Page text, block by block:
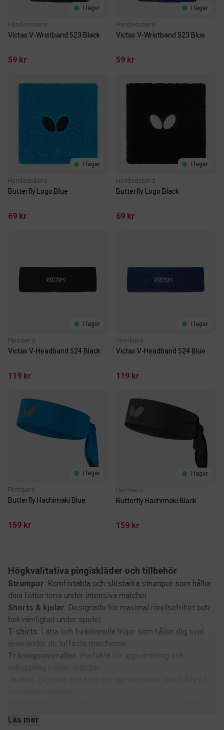
I lager
Handledsband
Victas V-Wristband 523 Black
59 kr
I lager
Handledsband
Victas V-Wristband 523 Blue
59 kr
I lager
Handledsband
Butterfly Logo Blue
69 kr
I lager
Handledsband
Butterfly Logo Black
69 kr
I lager
Pannband
Victas V-Headband 524 Black
119 kr
I lager
Pannband
Victas V-Headband 524 Blue
119 kr
I lager
Pannband
Butterfly Hachimaki Blue
159 kr
I lager
Pannband
Butterfly Hachimaki Black
159 kr
Högkvalitativa pingiskläder och tillbehör
Strumpor: Komfortabla och slitstarka strumpor som håller
dina fötter torra under intensiva matcher.
Shorts & kjolar: Designade för maximal rörelsefrihet och
bekvämlighet under spelet.
T-shirts: Lätta och funktionella tröjor som håller dig sval,
även under de tuffaste matcherna.
Träningsoveraller : Perfekta för uppvärmning och
torka svett under spelet.
Läs mer